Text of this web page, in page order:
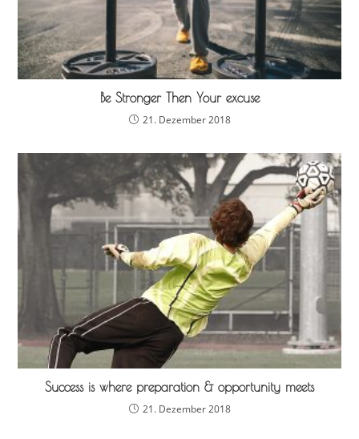
Be Stronger Then Your excuse
21. Dezember 2018
Success is where preparation & opportunity meets
21. Dezember 2018